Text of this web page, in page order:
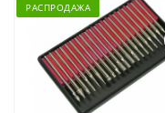
РАСПРОДАЖА